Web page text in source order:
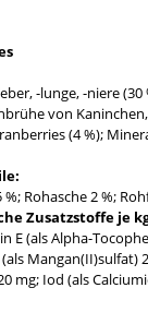
-lunge, -niere
von
(4 %);
Rohasche 2 %;
Zusatzstoffe je
E (als Alpha-
Mangan(II)sulfat)
mg; Iod (als